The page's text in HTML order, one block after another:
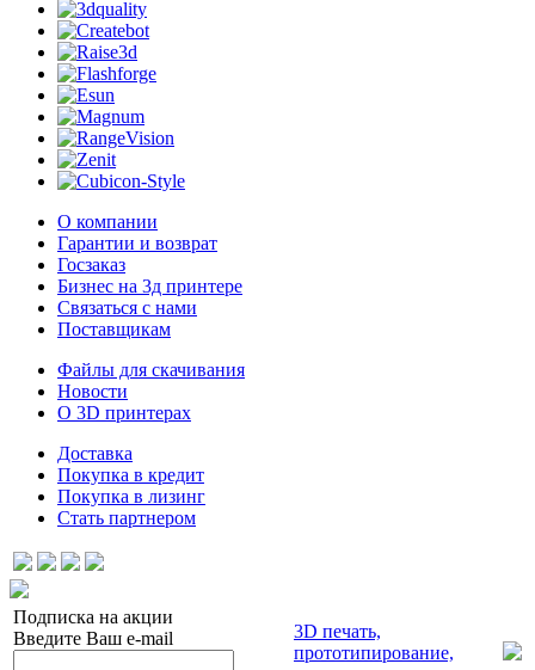
О компании
Гарантии и возврат
Госзаказ
Бизнес на 3д принтере
Связаться с нами
Поставщикам
Файлы для скачивания
Новости
О 3D принтерах
Доставка
Покупка в кредит
Покупка в лизинг
Стать партнером
Подписка на акции
Введите Ваш e-mail
3D печать,
прототипирование,